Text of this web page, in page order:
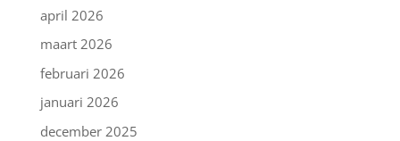
april 2026
maart 2026
februari 2026
januari 2026
december 2025